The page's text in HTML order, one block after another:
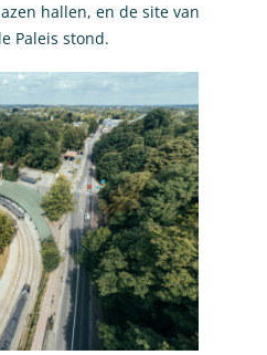
hallen, en de site van
Paleis stond.